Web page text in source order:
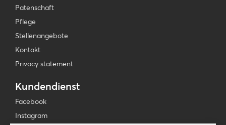
Patenschaft
Pflege
Stellenangebote
Kontakt
Privacy statement
Kundendienst
Facebook
Instagram